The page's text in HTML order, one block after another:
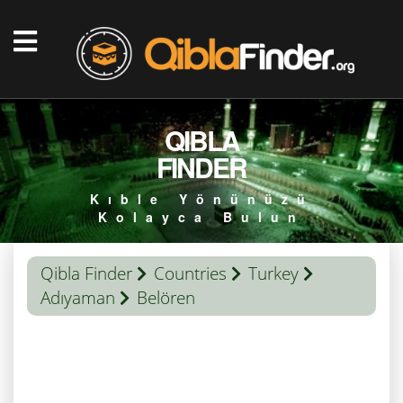
QIBLA
FINDER
Kıble Yönünüzü
Kolayca Bulun
Qibla Finder Countries
Turkey
Adıyaman
Belören